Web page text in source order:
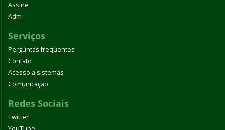
Assine
Adm
Serviços
Perguntas frequentes
Contato
Acesso a sistemas
Comunicação
Redes Sociais
Twitter